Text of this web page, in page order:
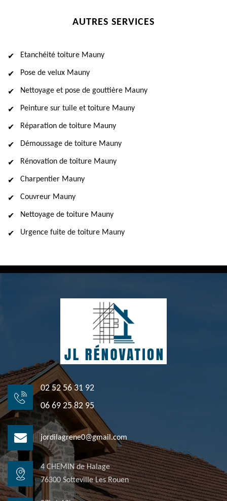
AUTRES SERVICES
Etanchéité toiture Mauny
Pose de velux Mauny
Nettoyage et pose de gouttière Mauny
Peinture sur tuile et toiture Mauny
Réparation de toiture Mauny
Démoussage de toiture Mauny
Rénovation de toiture Mauny
Charpentier Mauny
Couvreur Mauny
Nettoyage de toiture Mauny
Urgence fuite de toiture Mauny
02 52 56 31 92
06 69 25 82 95
jordilagrene0@gmail.com
4 CHEMIN de Halage
76300 Sotteville Les Rouen